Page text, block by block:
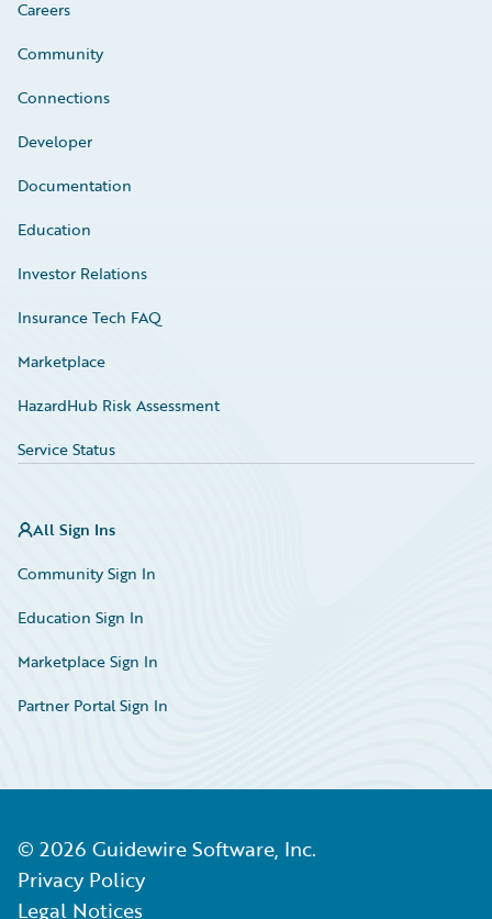
Careers
Community
Connections
Developer
Documentation
Education
Investor Relations
Insurance Tech FAQ
Marketplace
HazardHub Risk Assessment
Service Status
All Sign Ins
Community Sign In
Education Sign In
Marketplace Sign In
Partner Portal Sign In
© 2026 Guidewire Software, Inc.
Privacy Policy
Legal Notices